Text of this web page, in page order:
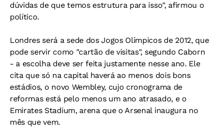
dúvidas de que temos estrutura para isso", afirmou o
político.
Londres será a sede dos Jogos Olímpicos de 2012, que
pode servir como "cartão de visitas", segundo Caborn
- a escolha deve ser feita justamente nesse ano. Ele
cita que só na capital haverá ao menos dois bons
estádios, o novo Wembley, cujo cronograma de
reformas está pelo menos um ano atrasado, e o
Emirates Stadium, arena que o Arsenal inaugura no
mês que vem.